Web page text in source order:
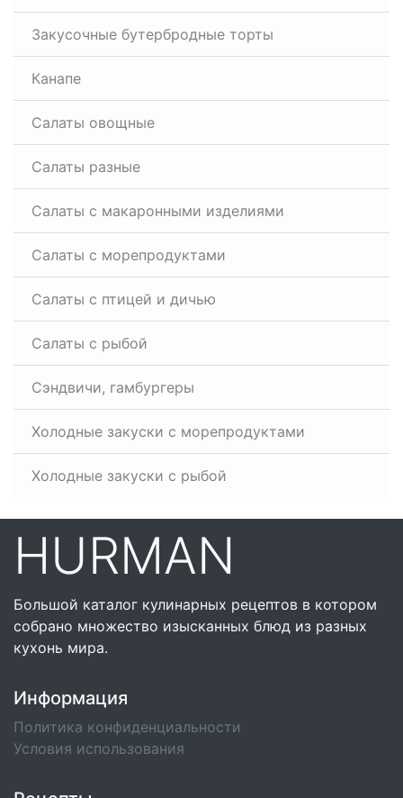
Закусочные бутербродные торты
Канапе
Салаты овощные
Салаты разные
Салаты с макаронными изделиями
Салаты с морепродуктами
Салаты с птицей и дичью
Салаты с рыбой
Сэндвичи, гамбургеры
Холодные закуски с морепродуктами
Холодные закуски с рыбой
HURMAN
Большой каталог кулинарных рецептов в котором
собрано множество изысканных блюд из разных
кухонь мира.
Информация
Политика конфиденциальности
Условия использования